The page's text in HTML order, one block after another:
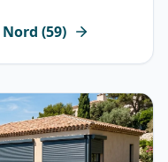
Nord (59)